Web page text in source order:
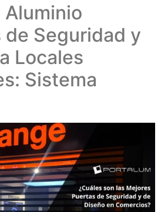
Aluminio
de Seguridad y
Locales
Sistema